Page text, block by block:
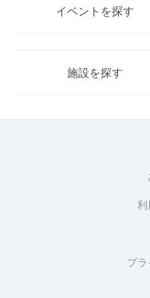
イベントを探す
施設を探す
利
プ